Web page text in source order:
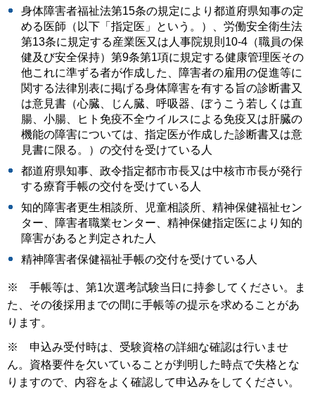
身体障害者福祉法第15条の規定により都道府県知事の定
める医師（以下「指定医」という。）、労働安全衛生法
第13条に規定する産業医又は人事院規則10-4（職員の保
健及び安全保持）第9条第1項に規定する健康管理医その
他これに準ずる者が作成した、障害者の雇用の促進等に
関する法律別表に掲げる身体障害を有する旨の診断書又
は意見書（心臓、じん臓、呼吸器、ぼうこう若しくは直
腸、小腸、ヒト免疫不全ウイルスによる免疫又は肝臓の
機能の障害については、指定医が作成した診断書又は意
見書に限る。）の交付を受けている人
都道府県知事、政令指定都市市長又は中核市市長が発行
する療育手帳の交付を受けている人
知的障害者更生相談所、児童相談所、精神保健福祉セン
ター、障害者職業センター、精神保健指定医により知的
障害があると判定された人
精神障害者保健福祉手帳の交付を受けている人
※ 手帳等は、第1次選考試験当日に持参してください。ま
た、その後採用までの間に手帳等の提示を求めることがあ
ります。
※ 申込み受付時は、受験資格の詳細な確認は行いませ
ん。資格要件を欠いていることが判明した時点で失格とな
りますので、内容をよく確認して申込みをしてください。